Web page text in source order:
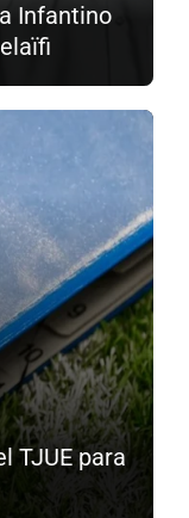
Infantino
TJUE para